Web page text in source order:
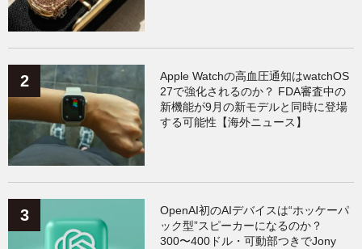
AppleWatchアクセサリー
Xiaomi（119）
Apple Watchの高血圧通知はwatchOS
27で強化されるのか？ FDA審査中の
新機能が9月の新モデルと同時に登場
する可能性【海外ニュース】
OpenAI初のAIデバイスは“ホッケーパ
ック型”スピーカーになるのか？
300〜400ドル・可動部つきでJony